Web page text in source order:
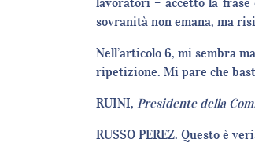
sovranità non emana, ma
Nell’articolo 6, mi sembra
ripetizione. Mi pare che
RUINI, Presidente della
RUSSO PEREZ. Questo è